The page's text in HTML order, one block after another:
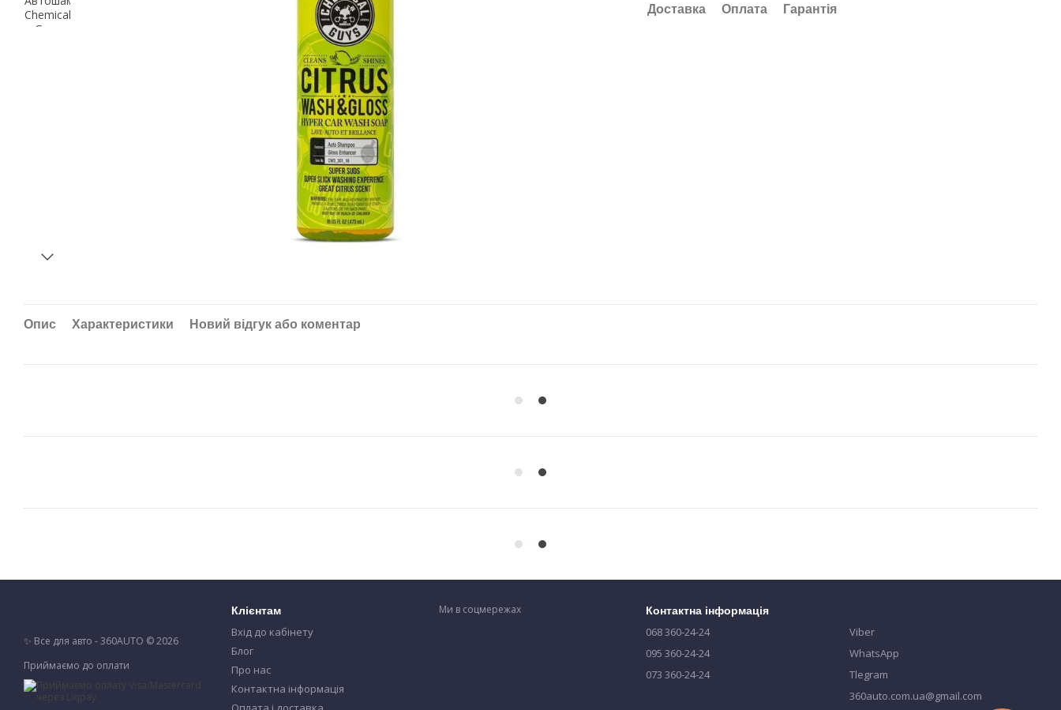
Доставка Оплата Гарантія
Опис Характеристики Новий відгук або коментар
✨ Все для авто - 360AUTO © 2026
Приймаємо до оплати
Клієнтам
Вхід до кабінету
Блог
Про нас
Контактна інформація
Ми в соцмережах Контактна інформація
068 360-24-24
095 360-24-24
073 360-24-24
Viber
WhatsApp
Tlegram
360auto.com.ua@gmail.com